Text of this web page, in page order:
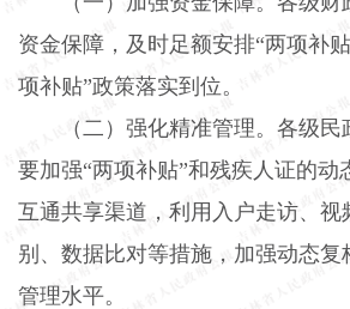
资金保障，及时足额安排“两项补
项补贴”政策落实到位。
（二）强化精准管理。 各级民
要加强“两项补贴”和残疾人证的动
互通共享渠道，利用入户走访、视
别、数据比对等措施，加强动态复
管理水平。